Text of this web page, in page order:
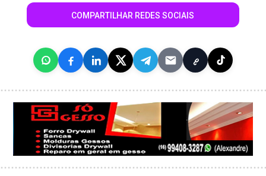
COMPARTILHAR REDES SOCIAIS